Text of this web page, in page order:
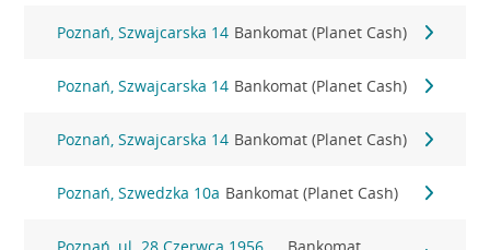
Poznań, Szwajcarska 14 Bankomat (Planet Cash)
Poznań, Szwajcarska 14 Bankomat (Planet Cash)
Poznań, Szwajcarska 14 Bankomat (Planet Cash)
Poznań, Szwedzka 10a Bankomat (Planet Cash)